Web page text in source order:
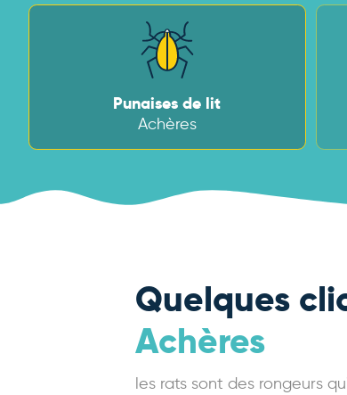
Punaises de lit
Achères
Quelques
Achères
les rats sont des rongeurs